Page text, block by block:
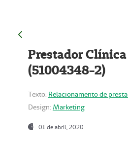
Prestador
(51004348-2)
Texto: Relacionamento de
Design: Marketing
01 de abril, 2020